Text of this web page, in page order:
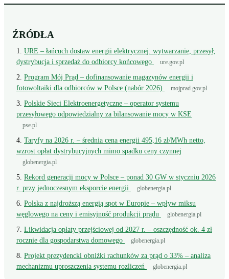
ŹRÓDŁA
URE – łańcuch dostaw energii elektrycznej: wytwarzanie, przesył,
dystrybucja i sprzedaż do odbiorcy końcowego
ure.gov.pl
Program Mój Prąd – dofinansowanie magazynów energii i
fotowoltaiki dla odbiorców w Polsce (nabór 2026)
mojprad.gov.pl
Polskie Sieci Elektroenergetyczne – operator systemu
przesyłowego odpowiedzialny za bilansowanie mocy w KSE
pse.pl
Taryfy na 2026 r. – średnia cena energii 495,16 zł/MWh netto,
wzrost opłat dystrybucyjnych mimo spadku ceny czynnej
globenergia.pl
Rekord generacji mocy w Polsce – ponad 30 GW w styczniu 2026
r. przy jednoczesnym eksporcie energii
globenergia.pl
Polska z najdroższą energią spot w Europie – wpływ miksu
węglowego na ceny i emisyjność produkcji prądu
globenergia.pl
Likwidacja opłaty przejściowej od 2027 r. – oszczędność ok. 4 zł
rocznie dla gospodarstwa domowego
globenergia.pl
Projekt prezydencki obniżki rachunków za prąd o 33% – analiza
mechanizmu uproszczenia systemu rozliczeń
globenergia.pl